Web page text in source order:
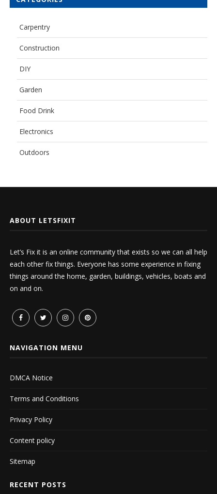
Carpentry
Construction
DIY
Garden
Food Drink
Electronics
Outdoors
ABOUT LETSFIXIT
Let’s Fix it is an online community that exists so we can all help
each other fix things. Everyone has some experience in fixing
things around the home, garden, buildings, vehicles, boats and
on and on.
NAVIGATION MENU
DMCA Notice
Terms and Conditions
Privacy Policy
Content policy
Sitemap
RECENT POSTS